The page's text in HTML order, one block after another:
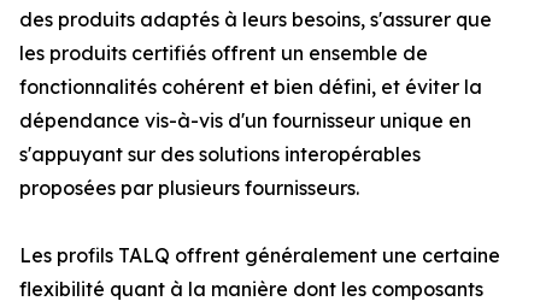
des produits adaptés à leurs besoins, s'assurer que
les produits certifiés offrent un ensemble de
fonctionnalités cohérent et bien défini, et éviter la
dépendance vis-à-vis d'un fournisseur unique en
s'appuyant sur des solutions interopérables
proposées par plusieurs fournisseurs.
Les profils TALQ offrent généralement une certaine
flexibilité quant à la manière dont les composants